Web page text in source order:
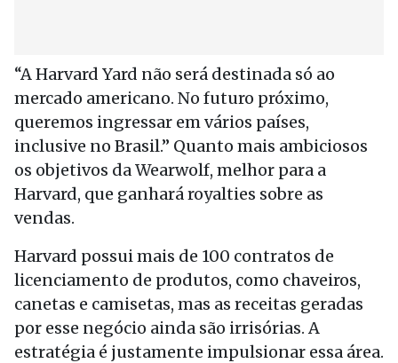
“A Harvard Yard não será destinada só ao
mercado americano. No futuro próximo,
queremos ingressar em vários países,
inclusive no Brasil.” Quanto mais ambiciosos
os objetivos da Wearwolf, melhor para a
Harvard, que ganhará royalties sobre as
vendas.
Harvard possui mais de 100 contratos de
licenciamento de produtos, como chaveiros,
canetas e camisetas, mas as receitas geradas
por esse negócio ainda são irrisórias. A
estratégia é justamente impulsionar essa área.